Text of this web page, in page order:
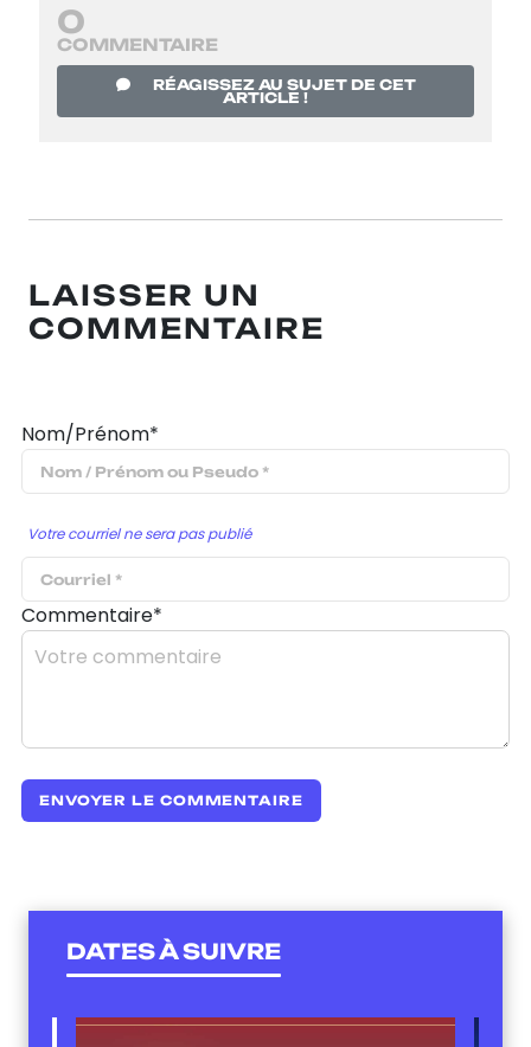
0
COMMENTAIRE
RÉAGISSEZ AU SUJET DE CET
ARTICLE !
LAISSER UN
COMMENTAIRE
Nom/Prénom*
Votre courriel ne sera pas publié
Commentaire*
DATES À SUIVRE